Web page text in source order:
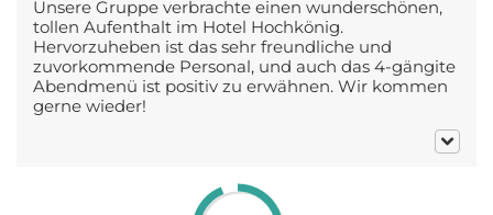
Unsere Gruppe verbrachte einen wunderschönen,
tollen Aufenthalt im Hotel Hochkönig.
Hervorzuheben ist das sehr freundliche und
zuvorkommende Personal, und auch das 4-gängite
Abendmenü ist positiv zu erwähnen. Wir kommen
gerne wieder!